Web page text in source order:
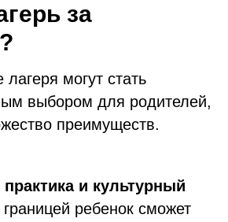
за
лагеря могут стать
выбором для родителей,
преимуществ.
и культурный
ребенок сможет